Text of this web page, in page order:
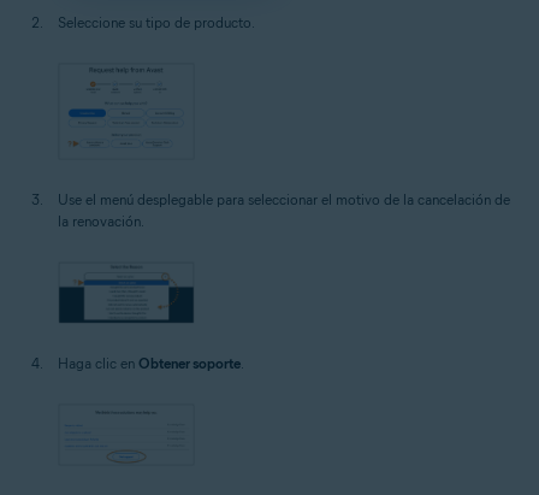
Seleccione su tipo de producto.
Use el menú desplegable para seleccionar el motivo de la cancelación de
la renovación.
Haga clic en Obtener soporte.